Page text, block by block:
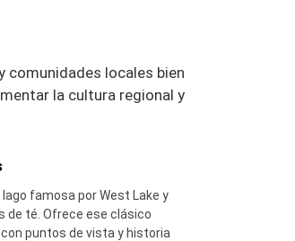
comunidades locales bien
la cultura regional y
famosa por West Lake y
de té. Ofrece ese clásico
puntos de vista y historia